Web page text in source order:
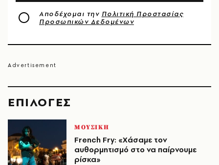
EΠΙΛΟΓΈΣ
ΜΟΥΣΙΚΗ
French Fry: «Χάσαμε τον
αυθορμητισμό στο να παίρνουμε
ρίσκα»
Αποδέχομαι την Πολιτική Προστασίας
Προσωπικών Δεδομένων